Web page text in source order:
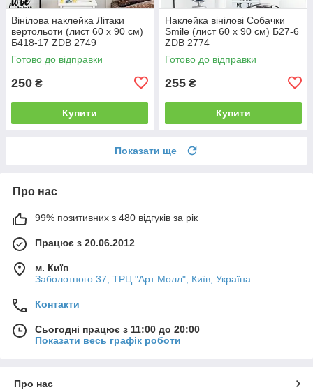
Вінілова наклейка Літаки
вертольоти (лист 60 х 90 см)
Б418-17 ZDB 2749
Готово до відправки
250 ₴
Купити
Наклейка вінілові Собачки
Smile (лист 60 х 90 см) Б27-6
ZDB 2774
Готово до відправки
255 ₴
Купити
Показати ще
Про нас
99% позитивних з 480 відгуків за рік
Працює з 20.06.2012
м. Київ
Заболотного 37, ТРЦ "Арт Молл", Київ, Україна
Контакти
Сьогодні працює з 11:00 до 20:00
Показати весь графік роботи
Про нас